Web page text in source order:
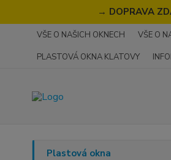
→ DOPRAVA
VŠE O NAŠICH OKNECH VŠE O
PLASTOVÁ OKNA KLATOVY
Plastová okna